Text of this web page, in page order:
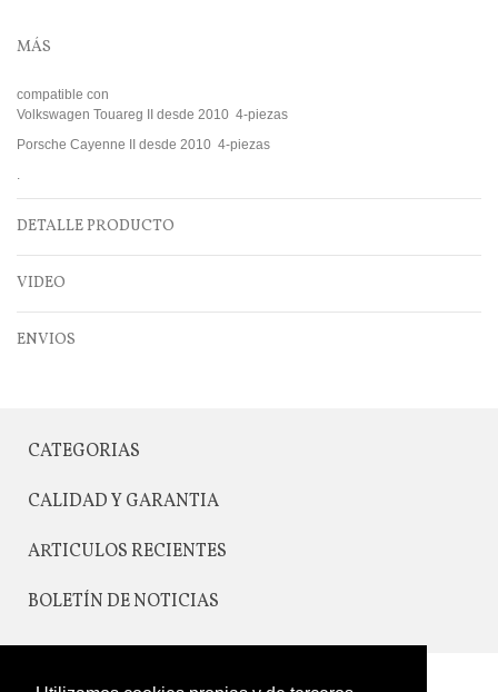
MÁS
compatible con
Volkswagen Touareg II desde 2010 4-piezas
Porsche Cayenne II desde 2010 4-piezas
DETALLE PRODUCTO
VIDEO
ENVIOS
CATEGORIAS
CALIDAD Y GARANTIA
ARTICULOS RECIENTES
BOLETÍN DE NOTICIAS